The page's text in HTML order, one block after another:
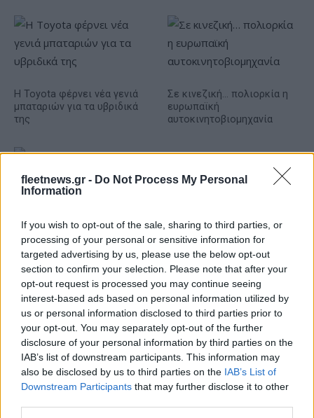
fleetnews.gr - Do Not Process My Personal
Information
If you wish to opt-out of the sale, sharing to third parties, or
processing of your personal or sensitive information for
targeted advertising by us, please use the below opt-out
section to confirm your selection. Please note that after your
opt-out request is processed you may continue seeing
interest-based ads based on personal information utilized by
us or personal information disclosed to third parties prior to
your opt-out. You may separately opt-out of the further
disclosure of your personal information by third parties on the
IAB’s list of downstream participants. This information may
also be disclosed by us to third parties on the IAB’s List of
Downstream Participants that may further disclose it to other
Η Toyota φέρνει νέα γενιά
μπαταριών για τα υβριδικά
της
Σε κινεζική… πολιορκία η
ευρωπαϊκή
αυτοκινητοβιομηχανία
αποδοτικότητας
Καρδίτσα: Επέστρεψε υγιής
ο Φράνσις Οκόρο
ΠΑΟΚ: Η άφιξη του Μπεν
Μουρ στη Θεσσαλονίκη
(pics)